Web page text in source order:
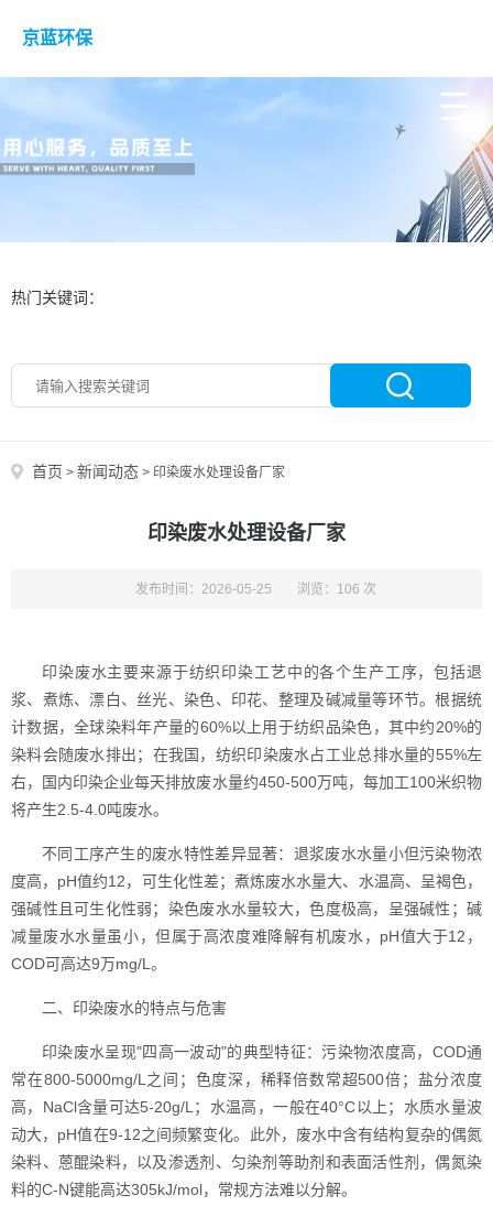
京蓝环保
热门关键词：
首页 > 新闻动态 > 印染废水处理设备厂家
印染废水处理设备厂家
发布时间：2026-05-25 浏览：106 次
印染废水主要来源于纺织印染工艺中的各个生产工序，包括退
浆、煮炼、漂白、丝光、染色、印花、整理及碱减量等环节。根据统
计数据，全球染料年产量的60%以上用于纺织品染色，其中约20%的
染料会随废水排出；在我国，纺织印染废水占工业总排水量的55%左
右，国内印染企业每天排放废水量约450-500万吨，每加工100米织物
将产生2.5-4.0吨废水。
不同工序产生的废水特性差异显著：退浆废水水量小但污染物浓
度高，pH值约12，可生化性差；煮炼废水水量大、水温高、呈褐色，
强碱性且可生化性弱；染色废水水量较大，色度极高，呈强碱性；碱
减量废水水量虽小，但属于高浓度难降解有机废水，pH值大于12，
COD可高达9万mg/L。
二、印染废水的特点与危害
印染废水呈现"四高一波动"的典型特征：污染物浓度高，COD通
常在800-5000mg/L之间；色度深，稀释倍数常超500倍；盐分浓度
高，NaCl含量可达5-20g/L；水温高，一般在40°C以上；水质水量波
动大，pH值在9-12之间频繁变化。此外，废水中含有结构复杂的偶氮
染料、蒽醌染料，以及渗透剂、匀染剂等助剂和表面活性剂，偶氮染
料的C-N键能高达305kJ/mol，常规方法难以分解。